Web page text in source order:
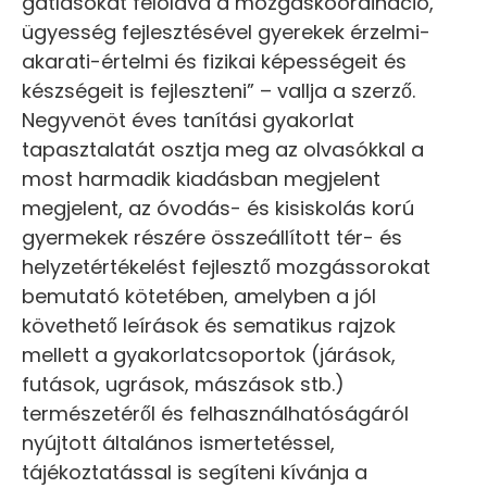
ügyesség fejlesztésével gyerekek érzelmi-
akarati-értelmi és fizikai képességeit és
készségeit is fejleszteni” – vallja a szerző.
Negyvenöt éves tanítási gyakorlat
tapasztalatát osztja meg az olvasókkal a
most harmadik kiadásban megjelent
megjelent, az óvodás- és kisiskolás korú
gyermekek részére összeállított tér- és
helyzetértékelést fejlesztő mozgássorokat
bemutató kötetében, amelyben a jól
követhető leírások és sematikus rajzok
mellett a gyakorlatcsoportok (járások,
futások, ugrások, mászások stb.)
természetéről és felhasználhatóságáról
nyújtott általános ismertetéssel,
tájékoztatással is segíteni kívánja a